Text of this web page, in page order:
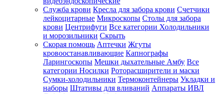
Служба крови Кресла для забора крови Счетчики
лейкоцитарные Микроскопы Столы для забора
крови Центрифуги Все категории Холодильники
и морозильники Скрыть
Скорая помощь Аптечки Жгуты
кровоостанавливающие Капнографы
Ларингоскопы Мешки дыхательные Амбу Все
категории Носилки Роторасширители и маски
Сумки-холодильники Термоконтейнеры Укладки и
наборы Штативы для вливаний Аппараты ИВЛ